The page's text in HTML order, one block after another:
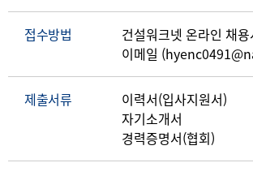
접수방법
건설워크넷 온라인 채용
이메일
제출서류
이력서(입사지원서)
자기소개서
경력증명서(협회)